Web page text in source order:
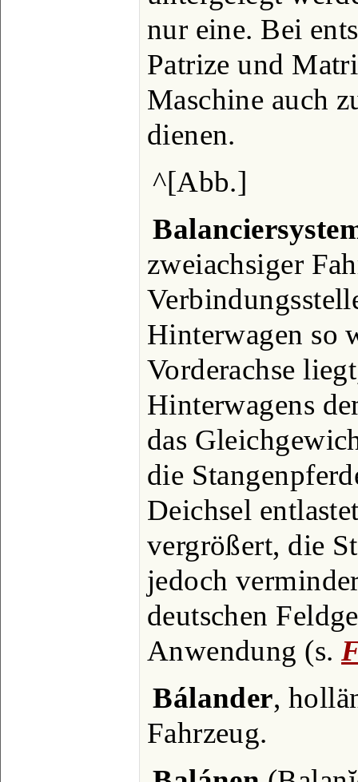
nur eine. Bei
Patrize und
Maschine auch
dienen.
^[Abb.]
zweiachsiger
Hinterwagen so
Vorderachse
Hinterwagens
das
die
Deichsel
vergrößert, die
jedoch
deutschen
Anwendung (s.
Bálander,
Fahrzeug.